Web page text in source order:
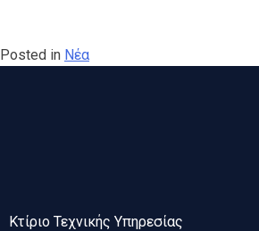
Posted in Νέα
Κτίριο Τεχνικής Υπηρεσίας